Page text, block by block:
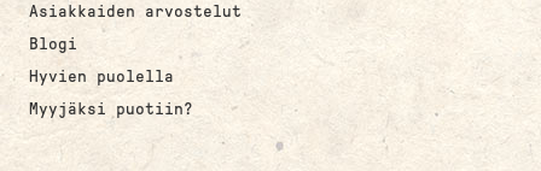
Asiakkaiden arvostelut
Blogi
Hyvien puolella
Myyjäksi puotiin?